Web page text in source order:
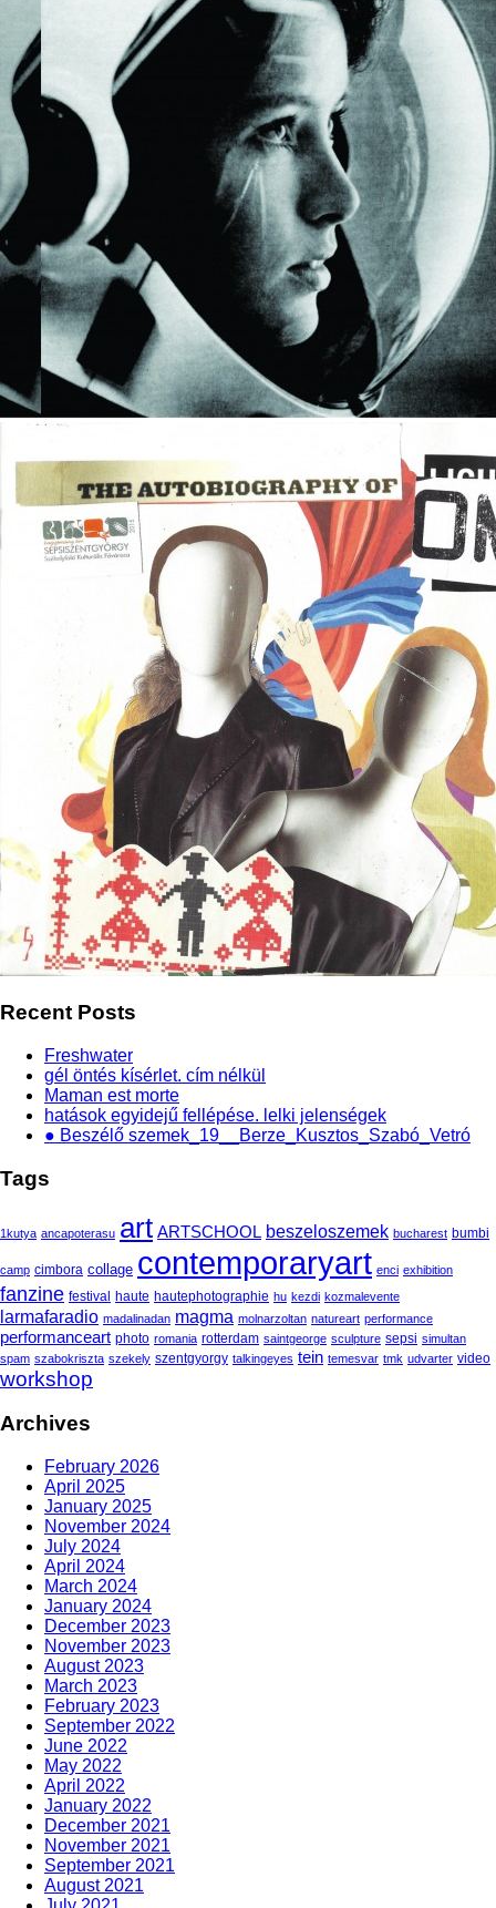
Recent Posts
Freshwater
gél öntés kísérlet. cím nélkül
Maman est morte
hatások egyidejű fellépése. lelki jelenségek
● Beszélő szemek_19__Berze_Kusztos_Szabó_Vetró
Tags
1kutya ancapoterasu art ARTSCHOOL beszeloszemek bucharest bumbi
camp cimbora collage contemporaryart enci exhibition
fanzine festival haute hautephotographie hu kezdi kozmalevente
larmafaradio madalinadan magma molnarzoltan natureart performance
performanceart photo romania rotterdam saintgeorge sculpture sepsi simultan
spam szabokriszta szekely szentgyorgy talkingeyes tein temesvar tmk udvarter video
workshop
Archives
February 2026
April 2025
January 2025
November 2024
July 2024
April 2024
March 2024
January 2024
December 2023
November 2023
August 2023
March 2023
February 2023
September 2022
June 2022
May 2022
April 2022
January 2022
December 2021
November 2021
September 2021
August 2021